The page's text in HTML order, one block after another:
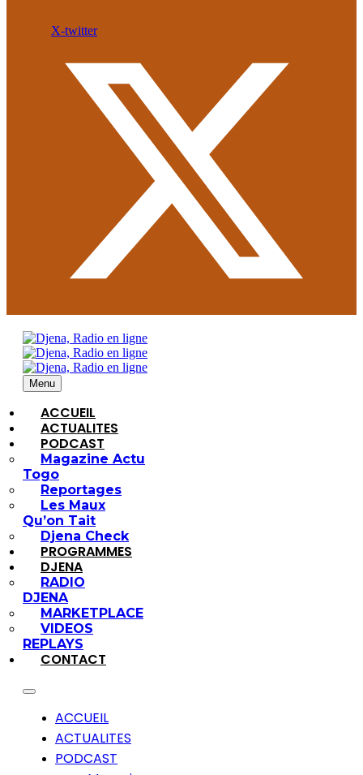
X-twitter
Menu
ACCUEIL
ACTUALITES
PODCAST
Magazine Actu
Togo
Reportages
Les Maux
Qu’on Tait
Djena Check
PROGRAMMES
DJENA
RADIO
DJENA
MARKETPLACE
VIDEOS
REPLAYS
CONTACT
ACCUEIL
ACTUALITES
PODCAST